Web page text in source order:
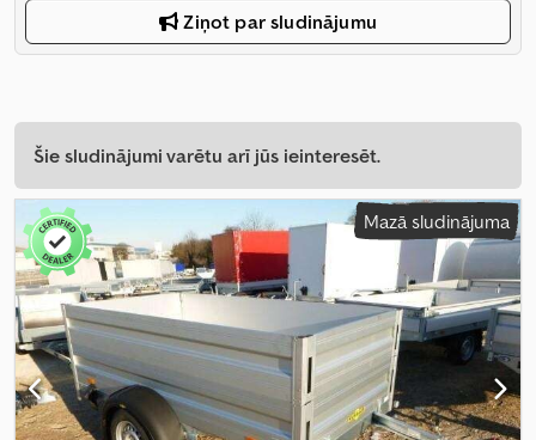
Ziņot par sludinājumu
Šie sludinājumi varētu arī jūs ieinteresēt.
Mazā sludinājuma